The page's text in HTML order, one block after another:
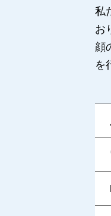
私
お
顔
を